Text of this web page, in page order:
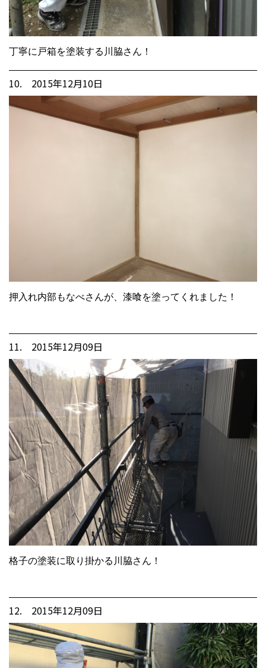
丁寧に戸箱を塗装する川脇さん！
10. 2015年12月10日
押入れ内部もなべさんが、漆喰を塗ってくれました！
11. 2015年12月09日
格子の塗装に取り掛かる川脇さん！
12. 2015年12月09日